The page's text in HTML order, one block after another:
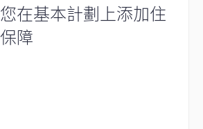
在基本計劃上添加住
障